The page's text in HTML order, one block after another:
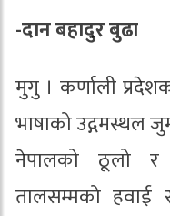
-दान बहादुर बुढा
मुगु । कर्णाली
भाषाको उद्गमस्थल
नेपालको ठूलो र
तालसम्मको